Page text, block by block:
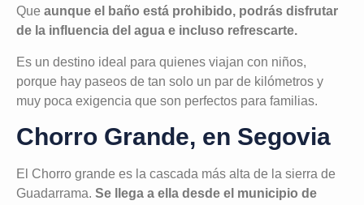
Que aunque el baño está prohibido, podrás disfrutar
de la influencia del agua e incluso refrescarte.
Es un destino ideal para quienes viajan con niños,
porque hay paseos de tan solo un par de kilómetros y
muy poca exigencia que son perfectos para familias.
Chorro Grande, en Segovia
El Chorro grande es la cascada más alta de la sierra de
Guadarrama. Se llega a ella desde el municipio de